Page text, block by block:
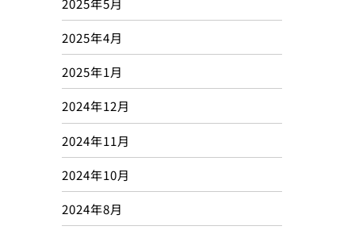
2025年4月
2025年1月
2024年12月
2024年11月
2024年10月
2024年8月